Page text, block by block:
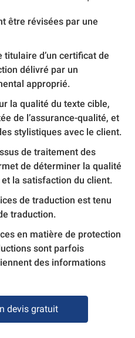
être révisées par une
d’un certificat de
délivré par un
approprié.
la qualité du texte cible,
de l’assurance-qualité, et
stylistiques avec le client.
de traitement des
de déterminer la qualité
la satisfaction du client.
de traduction est tenu
traduction.
en matière de protection
sont parfois
des informations
devis gratuit